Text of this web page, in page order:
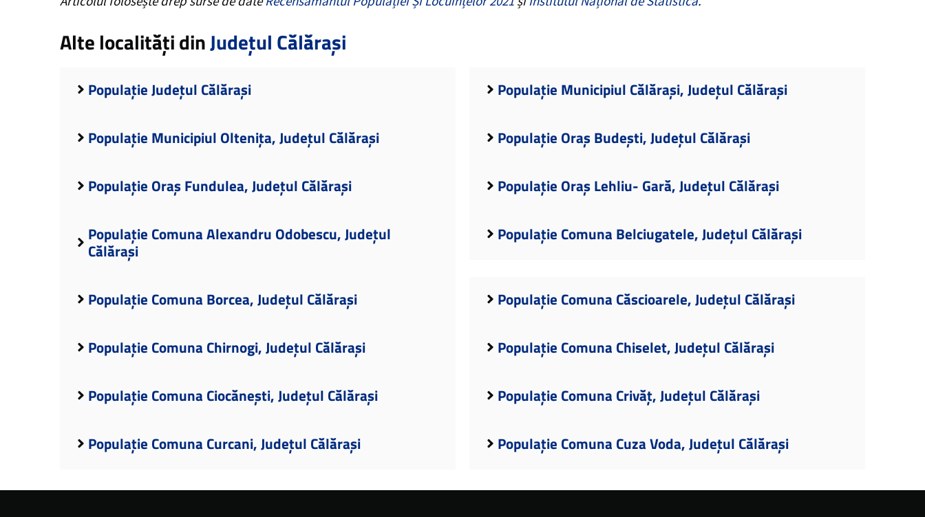
Alte localități dinJudețul Călărași
Populație Județul Călărași Populație Municipiul Călărași, Județul Călărași
Populație Municipiul Oltenița, Județul Călărași Populație Oraș Budești, Județul Călărași
Populație Oraș Fundulea, Județul Călărași Populație Oraș Lehliu- Gară, Județul Călărași
Populație Comuna Alexandru Odobescu, Județul
Călărași
Populație Comuna Belciugatele, Județul Călărași
Populație Comuna Borcea, Județul Călărași Populație Comuna Căscioarele, Județul Călărași
Populație Comuna Chirnogi, Județul Călărași Populație Comuna Chiselet, Județul Călărași
Populație Comuna Ciocănești, Județul Călărași Populație Comuna Crivăț, Județul Călărași
Populație Comuna Curcani, Județul Călărași Populație Comuna Cuza Voda, Județul Călărași